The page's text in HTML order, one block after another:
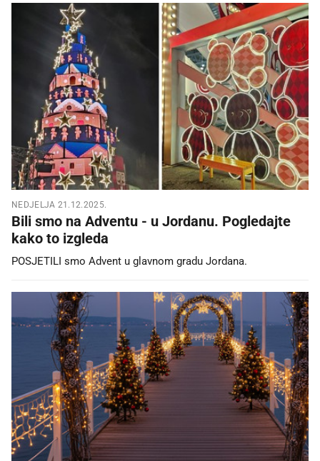
NEDJELJA 21.12.2025.
Bili smo na Adventu - u Jordanu. Pogledajte
kako to izgleda
POSJETILI smo Advent u glavnom gradu Jordana.